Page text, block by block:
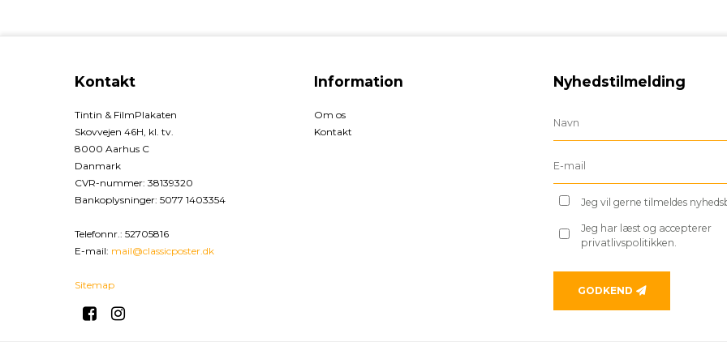
Kontakt
Tintin & FilmPlakaten
Skovvejen 46H, kl. tv.
8000 Aarhus C
Danmark
CVR-nummer: 38139320
Bankoplysninger: 5077 1403354
Telefonnr. : 52705816
E-mail: mail@classicposter.dk
Sitemap
Information
Om os
Kontakt
Nyhedstilmelding
Jeg vil gerne tilmeldes
Jeg har læst og accepterer
privatlivspolitikken.
GODKEND